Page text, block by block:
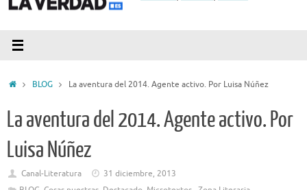
InicioBLOG La aventura del 2014. Agente activo. Por Luisa Núñez
La aventura del 2014. Agente activo. Por
Luisa Núñez
Canal-Literatura
31 diciembre, 2013